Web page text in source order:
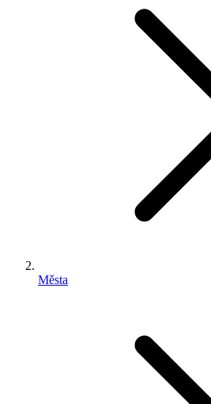
Města